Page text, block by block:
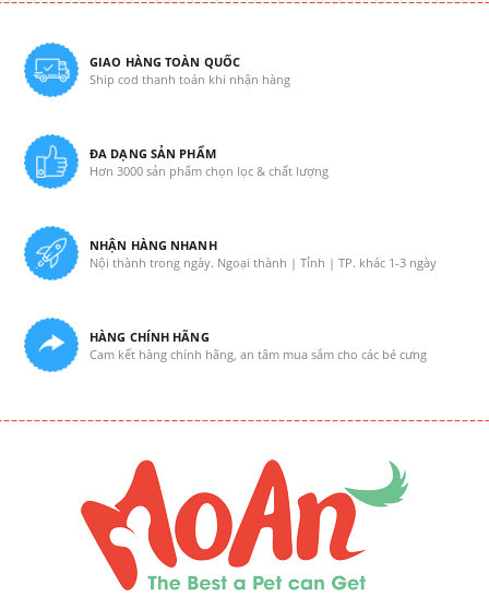
GIAO HÀNG TOÀN QUỐC
Ship cod thanh toán khi nhận hàng
ĐA DẠNG SẢN PHẨM
Hơn 3000 sản phẩm chọn lọc & chất lượng
NHẬN HÀNG NHANH
Nội thành trong ngày. Ngoại thành | Tỉnh | TP. khác 1-3 ngày
HÀNG CHÍNH HÃNG
Cam kết hàng chính hãng, an tâm mua sắm cho các bé cưng